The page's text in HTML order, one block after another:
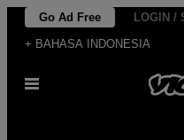
Skip
content
Go Ad Free
LOGIN /
+ BAHASA INDONESIA
Open